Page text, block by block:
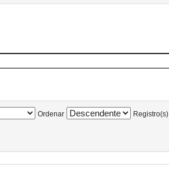
Ordenar Registro(s)